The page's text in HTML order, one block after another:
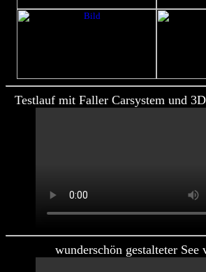
Testlauf mit Faller Carsystem und
wunderschön gestalteter See